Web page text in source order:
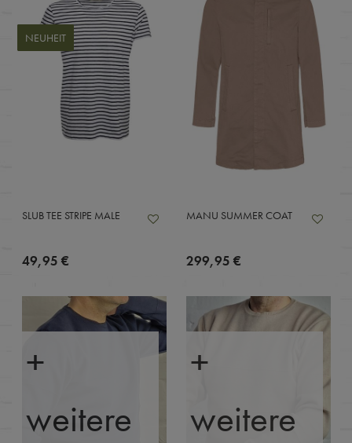
NEUHEIT
SLUB TEE STRIPE MALE
49,95 €
MANU SUMMER COAT
299,95 €
+
weitere
+
weitere